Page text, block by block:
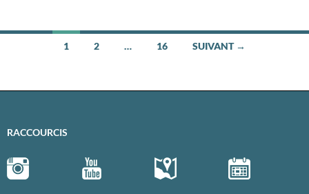
des
1 2 … 16 SUIVANT →
RACCOURCIS